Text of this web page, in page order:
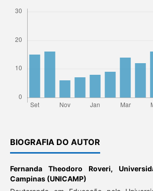
BIOGRAFIA DO AUTOR
Fernanda Theodoro Roveri,
Campinas (UNICAMP)